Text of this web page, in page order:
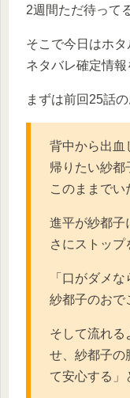
2週間ただ待って
そこで今日はホ
ネタバレ確定情報
まずは前回25話の
背中から出血
帰りたい紗都
このままでい
進平が紗都子
さにストップ
「口がダメ
紗都子のおで
そして流れる
せ、紗都子の
て安心する」